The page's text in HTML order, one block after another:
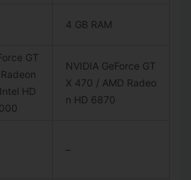
4 GB RAM
GT
HD
NVIDIA GeForce GT
X 470 / AMD Radeo
n HD 6870
–